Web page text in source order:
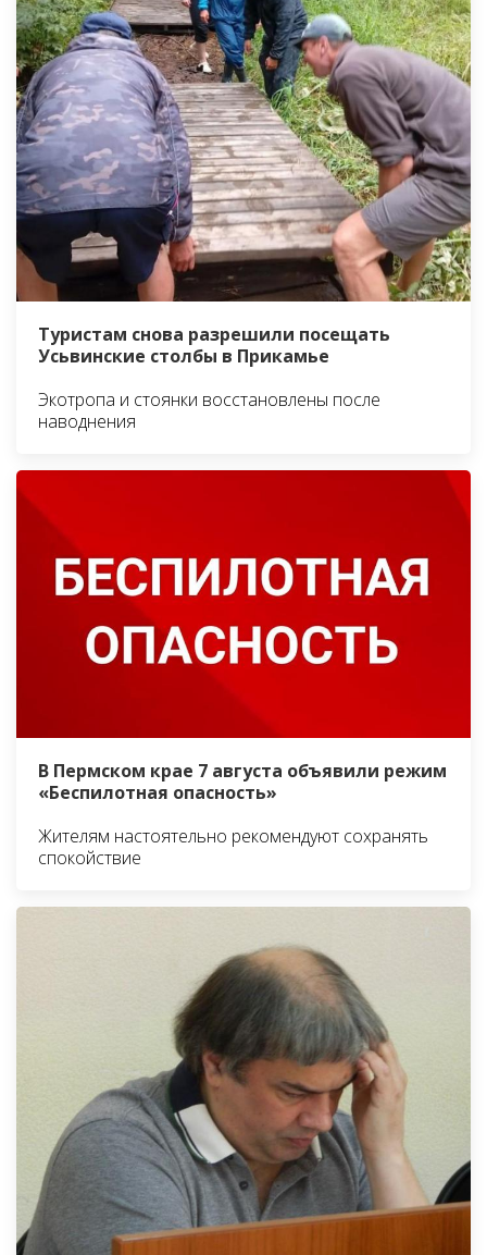
Туристам снова разрешили посещать
Усьвинские столбы в Прикамье
Экотропа и стоянки восстановлены после
наводнения
В Пермском крае 7 августа объявили режим
«Беспилотная опасность»
Жителям настоятельно рекомендуют сохранять
спокойствие